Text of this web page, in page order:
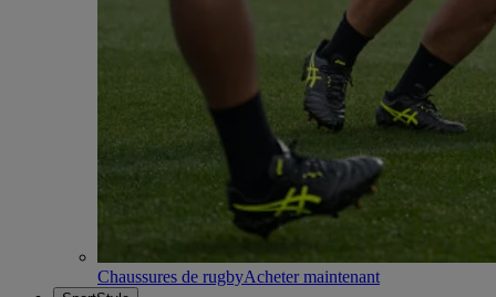
Chaussures de rugbyAcheter maintenant